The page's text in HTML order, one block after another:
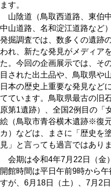
ます。
山陰道（鳥取西道路、東伯
中山道路、名和淀江道路など
発掘調査では、数多くの遺跡
われ、新たな発見がメディア
た。今回の企画展示では、そ
目された出土品や、鳥取県や
日本の歴史上重要な発見など
てています。鳥取県最古の旧
原第1遺跡）、全国2例目の「
絵（鳥取市青谷横木遺跡※復
カ）などは、まさに「歴史を
見」と言っても過言ではあり
会期は令和4年7月22日（金
開館時間は平日午前9時から
すが、6月18日（土）、7月2